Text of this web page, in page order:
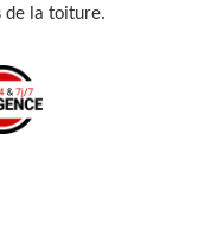
de la toiture.